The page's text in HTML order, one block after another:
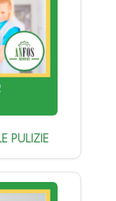
PULIZIE